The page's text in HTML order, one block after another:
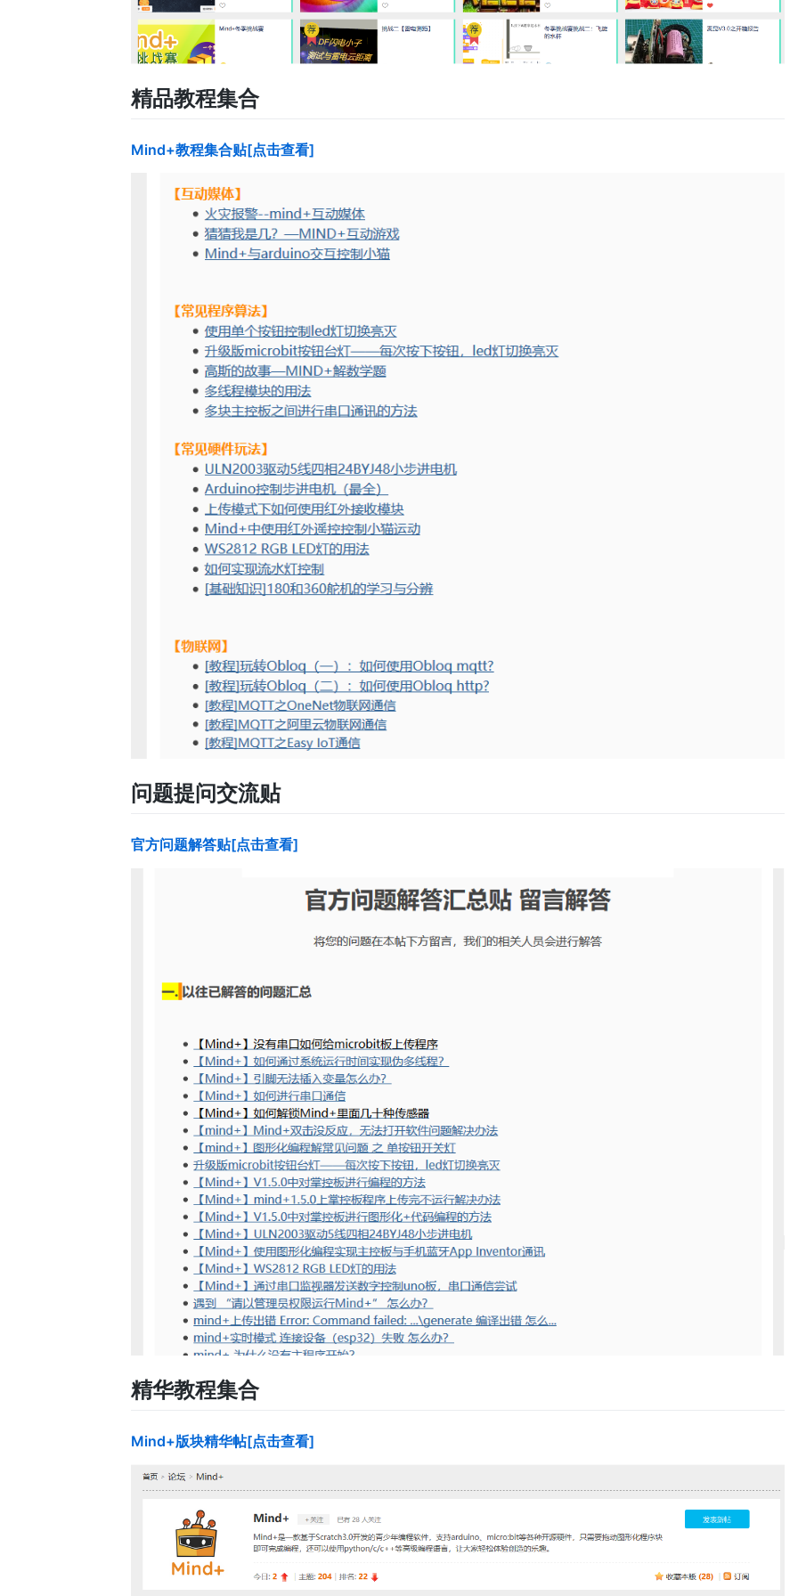
精品教程集合
Mind+教程集合贴[点击查看]
问题提问交流贴
官方问题解答贴[点击查看]
精华教程集合
Mind+版块精华帖[点击查看]